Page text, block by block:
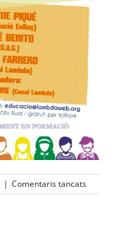
| Comentaris tancatsa
Entitats